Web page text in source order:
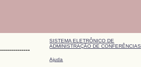
SISTEMA ELETRÔNICO DE
ADMINISTRAÇÃO DE CONFERÊNCIAS
Ajuda